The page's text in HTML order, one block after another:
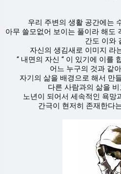
우리 주변의 생활 공간에는
아무 쓸모없어 보이는 풀이라 해도
간도 이와
자신의 생김새로 이미지 라
“ 내면의 자신 “ 이 있기에 이를
어느 누구의 것과 같
자기의 삶을 배경으로 해서 만
다른 사람과의 삶을
노년이 되어서 세속적인 욕망
간극이 현저히 존재한다